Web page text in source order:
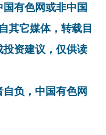
有色网或非中国
其它媒体，转载目
资建议，仅供读
负，中国有色网